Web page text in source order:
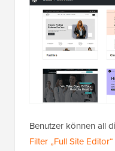
Benutzer können all
Filter „Full Site Editor“